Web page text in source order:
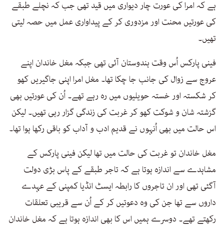
ہے کہ امرا کی عورت چار دیواری میں قید تھی جب کہ نچلے طبقے
کی عورتیں محنت اور مزدوری کر کے پیداواری عمل میں حصہ لیتی
تھیں۔
فینی پارکس اُس وقت ہندوستان آئی تھی جبکہ مغل خاندان اپنے
عروج سے زوال کی جانب جا چکا تھا۔ مغل امرا اپنی جاگیریں کھو
کر شکستہ اور خستہ حویلیوں میں رہ رہے تھے۔ اُن کی عورتیں بھی
گزشتہ شان و شوکت کھو کر غربت کی زندگی گزار رہی تھیں۔ لیکن
اس حالت میں بھی اُنہوں نے قدیم ادب و آداب کو باقی رکھا ہوا تھا۔
مغل خاندان تو غربت کی حالت میں تھا لیکن فینی پارکس کے
مشاہدے سے اندازہ ہوتا ہے کہ تاجر طبقے کے پاس بڑی دولت
آگئی تھی اور ان تاجروں کا رابطہ ایسٹ انڈیا کمپنی کے عہدے
داروں سے تھا جن کی وہ دعوتیں کر کے اُن سے قریبی تعلقات
رکھتے تھے۔ دوسرے ہمیں اس کا بھی اندازہ ہوتا ہے کہ مغل خاندان